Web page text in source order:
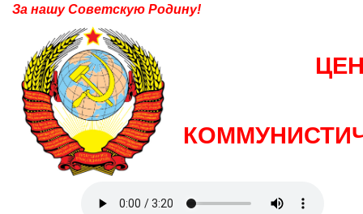
За нашу Советскую Родину!